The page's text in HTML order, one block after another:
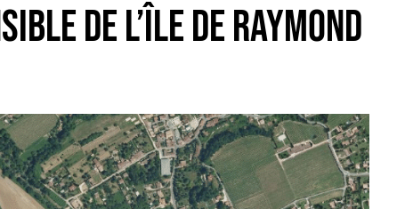
DE L’ÎLE DE RAYMOND